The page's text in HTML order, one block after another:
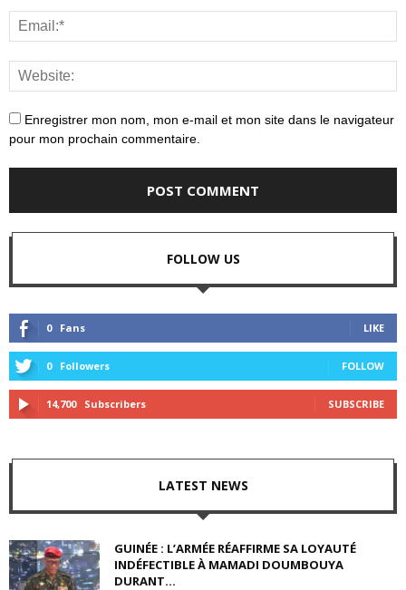
Enregistrer mon nom, mon e-mail et mon site dans le navigateur
pour mon prochain commentaire.
FOLLOW US
0 Fans LIKE
0 Followers FOLLOW
14,700 Subscribers SUBSCRIBE
LATEST NEWS
GUINÉE : L’ARMÉE RÉAFFIRME SA LOYAUTÉ
INDÉFECTIBLE À MAMADI DOUMBOUYA
DURANT...